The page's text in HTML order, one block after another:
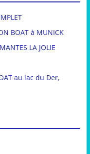
BOAT à MUNICK
LA JOLIE
au lac du Der,